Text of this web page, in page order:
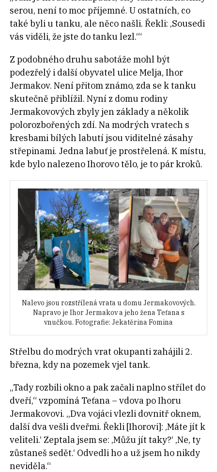
serou, není to moc příjemné. U ostatních, co
také byli u tanku, ale něco našli. Řekli: ‚Sousedi
vás viděli, že jste do tanku lezl.‘“
Z podobného druhu sabotáže mohl být
podezřelý i další obyvatel ulice Melja, Ihor
Jermakov. Není přitom známo, zda se k tanku
skutečně přiblížil. Nyní z domu rodiny
Jermakovových zbyly jen základy a několik
polorozbořených zdí. Na modrých vratech s
kresbami bílých labutí jsou viditelné zásahy
střepinami. Jedna labuť je prostřelená. K místu,
kde bylo nalezeno Ihorovo tělo, je to pár kroků.
Nalevo jsou rozstřílená vrata u domu Jermakovových.
Napravo je Ihor Jermakov a jeho žena Teťana s
vnučkou. Fotografie: Jekatěrina Fomina
Střelbu do modrých vrat okupanti zahájili 2.
března, kdy na pozemek vjel tank.
„Tady rozbili okno a pak začali naplno střílet do
dveří,“ vzpomíná Teťana – vdova po Ihoru
Jermakovovi. „Dva vojáci vlezli dovnitř oknem,
další dva vešli dveřmi. Řekli [Ihorovi]: ‚Máte jít k
veliteli.‘ Zeptala jsem se: ‚Můžu jít taky?‘ ‚Ne, ty
zůstaneš sedět.‘ Odvedli ho a už jsem ho nikdy
neviděla.“